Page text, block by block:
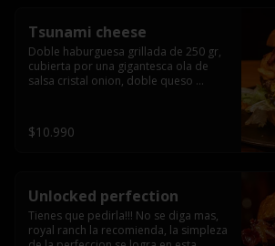
Tsunami cheese
Doble haburguesa grillada de 250 gr,
cubierta por una gigantesca ola de
salsa cristal onion, doble queso
grill y los mas ricos jalapeños
jalapeños de todo texas.
$10.990
Unlocked perfection
Tienes que pedirla!!! No se diga mas,
royal ranch la recomienda, la simpleza